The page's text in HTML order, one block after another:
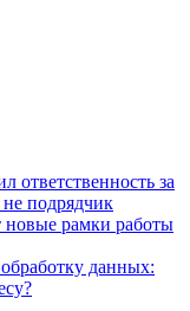
ответственность за
подрядчик
рамки работы
данных: